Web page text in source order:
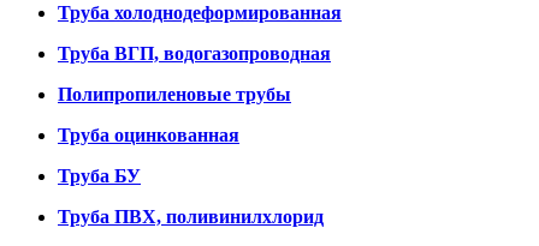
Труба холоднодеформированная
Труба ВГП, водогазопроводная
Полипропиленовые трубы
Труба оцинкованная
Труба БУ
Труба ПВХ, поливинилхлорид